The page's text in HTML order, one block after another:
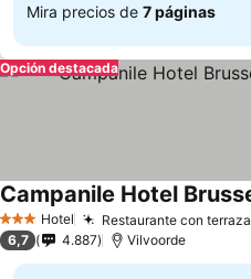
Mira precios de 7 páginas
Opción destacada
3 Estrellas
Hotel Restaurante con terraza
6,7 4.887 Vilvoorde